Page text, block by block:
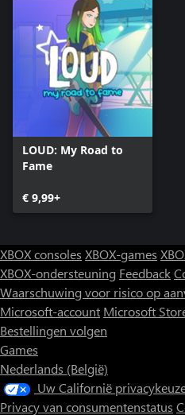
LOUD: My Road to
Fame
€ 9,99+
XBOX consoles XBOX-games
XBOX-ondersteuning Feedback
Waarschuwing voor risico op
Microsoft-account Microsoft
Bestellingen volgen
Games
Nederlands (België)
Uw Californië
Privacy van consumentenstatus